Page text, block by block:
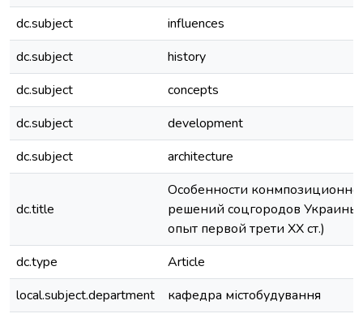
dc.subject
influences
dc.subject
history
dc.subject
concepts
dc.subject
development
dc.subject
architecture
dc.title
Особенности
решений соцгородов Украины
опыт первой трети ХХ ст.)
dc.type
Article
local.subject.department
кафедра містобудування